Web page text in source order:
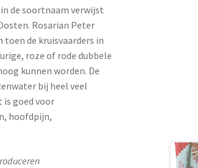
in de soortnaam verwijst
Rosarian Peter
de kruisvaarders in
roze of rode dubbele
kunnen worden. De
bij heel veel
is goed voor
hoofdpijn,